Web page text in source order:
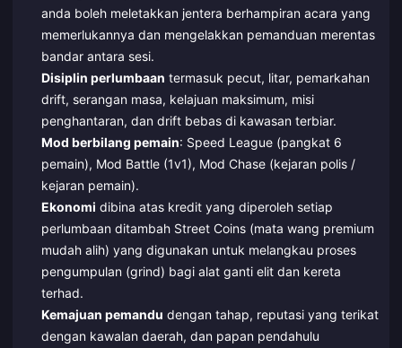
anda boleh meletakkan jentera berhampiran acara yang
memerlukannya dan mengelakkan pemanduan merentas
bandar antara sesi.
Disiplin perlumbaan termasuk pecut, litar, pemarkahan
drift, serangan masa, kelajuan maksimum, misi
penghantaran, dan drift bebas di kawasan terbiar.
Mod berbilang pemain: Speed League (pangkat 6
pemain), Mod Battle (1v1), Mod Chase (kejaran polis /
kejaran pemain).
Ekonomi dibina atas kredit yang diperoleh setiap
perlumbaan ditambah Street Coins (mata wang premium
mudah alih) yang digunakan untuk melangkau proses
pengumpulan (grind) bagi alat ganti elit dan kereta
terhad.
Kemajuan pemandu dengan tahap, reputasi yang terikat
dengan kawalan daerah, dan papan pendahulu